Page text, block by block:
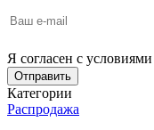
Я согласен с условиями
Отправить
Категории
Распродажа